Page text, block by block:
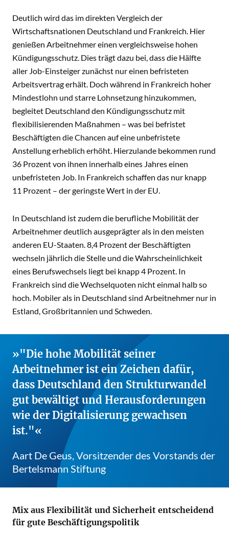
Deutlich wird das im direkten Vergleich der
Wirtschaftsnationen Deutschland und Frankreich. Hier
genießen Arbeitnehmer einen vergleichsweise hohen
Kündigungsschutz. Dies trägt dazu bei, dass die Hälfte
aller Job-Einsteiger zunächst nur einen befristeten
Arbeitsvertrag erhält. Doch während in Frankreich hoher
Mindestlohn und starre Lohnsetzung hinzukommen,
begleitet Deutschland den Kündigungsschutz mit
flexibilisierenden Maßnahmen – was bei befristet
Beschäftigten die Chancen auf eine unbefristete
Anstellung erheblich erhöht. Hierzulande bekommen rund
36 Prozent von ihnen innerhalb eines Jahres einen
unbefristeten Job. In Frankreich schaffen das nur knapp
11 Prozent – der geringste Wert in der EU.
In Deutschland ist zudem die berufliche Mobilität der
Arbeitnehmer deutlich ausgeprägter als in den meisten
anderen EU-Staaten. 8,4 Prozent der Beschäftigten
wechseln jährlich die Stelle und die Wahrscheinlichkeit
eines Berufswechsels liegt bei knapp 4 Prozent. In
Frankreich sind die Wechselquoten nicht einmal halb so
hoch. Mobiler als in Deutschland sind Arbeitnehmer nur in
Estland, Großbritannien und Schweden.
"Die hohe Mobilität seiner
Arbeitnehmer ist ein Zeichen dafür,
dass Deutschland den Strukturwandel
gut bewältigt und Herausforderungen
wie der Digitalisierung gewachsen
ist."
Aart De Geus, Vorsitzender des Vorstands der
Bertelsmann Stiftung
Mix aus Flexibilität und Sicherheit entscheidend
für gute Beschäftigungspolitik